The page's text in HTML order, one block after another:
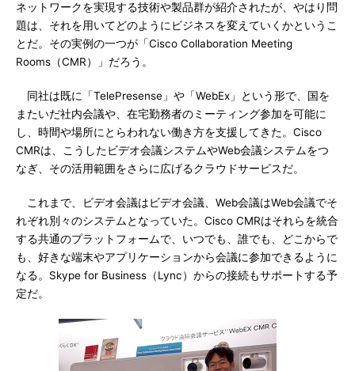
ネットワークを実現する技術や製品群が紹介されたが、やはり問
題は、それを用いてどのようにビジネスを変えていくかというこ
とだ。その実例の一つが「Cisco Collaboration Meeting
Rooms（CMR）」だろう。
同社は既に「TelePresense」や「WebEx」という形で、国を
またいだ社内会議や、在宅勤務者のミーティング参加を可能に
し、時間や場所にとらわれない働き方を支援してきた。Cisco
CMRは、こうしたビデオ会議システムやWeb会議システムをつ
なぎ、その活用範囲をさらに広げるクラウドサービスだ。
これまで、ビデオ会議はビデオ会議、Web会議はWeb会議でそ
れぞれ別々のシステムとなっていた。Cisco CMRはそれらを統合
する共通のプラットフォームで、いつでも、誰でも、どこからで
も、好きな端末やアプリケーションから会議に参加できるように
なる。Skype for Business（Lync）からの接続もサポートする予
定だ。